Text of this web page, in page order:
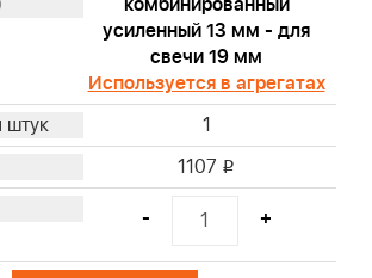
Briggs & Stratton
Briggs & Stratton
Briggs & Stratton
Briggs & Stratton
Briggs & Stratton
Briggs & Stratton
Briggs & Stratton
Briggs & Stratton
усиленный 13 мм - для
свечи 19 мм
Используется в агрегатах
1
1107 i
- +